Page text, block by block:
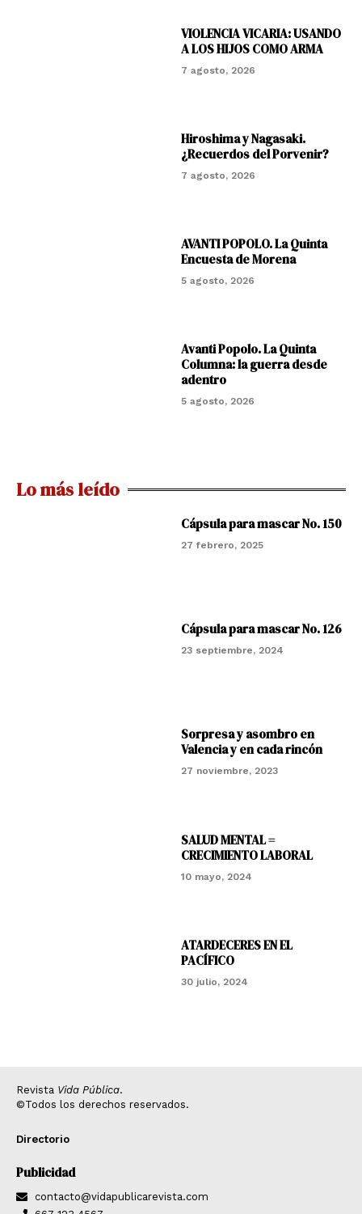
VIOLENCIA VICARIA: USANDO
A LOS HIJOS COMO ARMA
7 agosto, 2026
Hiroshima y Nagasaki.
¿Recuerdos del Porvenir?
7 agosto, 2026
AVANTI POPOLO. La Quinta
Encuesta de Morena
5 agosto, 2026
Avanti Popolo. La Quinta
Columna: la guerra desde
adentro
5 agosto, 2026
Lo más leído
Cápsula para mascar No. 150
27 febrero, 2025
Cápsula para mascar No. 126
23 septiembre, 2024
Sorpresa y asombro en
Valencia y en cada rincón
27 noviembre, 2023
SALUD MENTAL =
CRECIMIENTO LABORAL
10 mayo, 2024
ATARDECERES EN EL
PACÍFICO
30 julio, 2024
Revista Vida Pública.
©Todos los derechos reservados.
Directorio
Publicidad
contacto@vidapublicarevista.com